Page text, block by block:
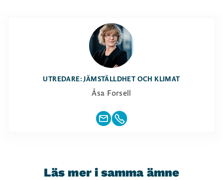
UTREDARE: JÄMSTÄLLDHET OCH KLIMAT
Åsa Forsell
Läs mer i samma ämne